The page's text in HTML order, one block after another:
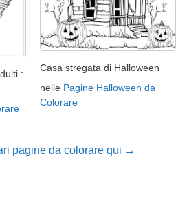
:
Casa stregata di Halloween
nelle Pagine Halloween da
Colorare
pagine da colorare qui →